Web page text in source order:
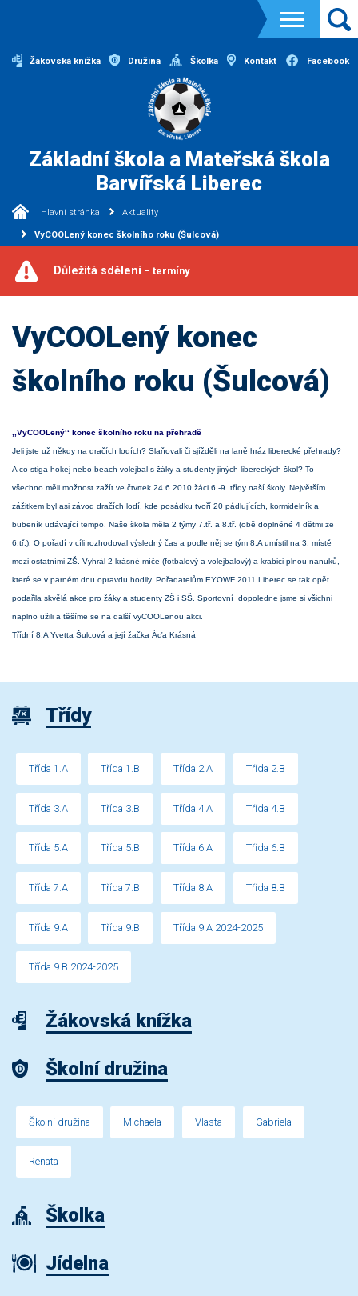
Žákovská knížka Družina Školka Kontakt Facebook
Základní škola a Mateřská škola
Barvířská Liberec
Hlavní stránka Aktuality
VyCOOLený konec školního roku (Šulcová)
Důležitá sdělení - termíny
VyCOOLený konec
školního roku (Šulcová)
‚‚VyCOOLený‘‘ konec školního roku na přehradě
Jeli jste už někdy na dračích lodích? Slaňovali či sjížděli na laně hráz liberecké přehrady?
A co stiga hokej nebo beach volejbal s žáky a studenty jiných libereckých škol? To
všechno měli možnost zažít ve čtvrtek 24.6.2010 žáci 6.-9. třídy naší školy. Největším
zážitkem byl asi závod dračích lodí, kde posádku tvoří 20 pádlujících, kormidelník a
bubeník udávající tempo. Naše škola měla 2 týmy 7.tř. a 8.tř. (obě doplněné 4 dětmi ze
6.tř.). O pořadí v cíli rozhodoval výsledný čas a podle něj se tým 8.A umístil na 3. místě
mezi ostatními ZŠ. Vyhrál 2 krásné míče (fotbalový a volejbalový) a krabici plnou nanuků,
které se v parném dnu opravdu hodily. Pořadatelům EYOWF 2011 Liberec se tak opět
podařila skvělá akce pro žáky a studenty ZŠ i SŠ. Sportovní dopoledne jsme si všichni
naplno užili a těšíme se na další vyCOOLenou akci.
Třídní 8.A Yvetta Šulcová a její žačka Áďa Krásná
Třídy
Třída 1.A Třída 1.B Třída 2.A Třída 2.B
Třída 3.A Třída 3.B Třída 4.A Třída 4.B
Třída 5.A Třída 5.B Třída 6.A Třída 6.B
Třída 7.A Třída 7.B Třída 8.A Třída 8.B
Třída 9.A Třída 9.B Třída 9.A 2024-2025
Třída 9.B 2024-2025
Žákovská knížka
Školní družina
Školní družina Michaela Vlasta Gabriela
Renata
Školka
Jídelna